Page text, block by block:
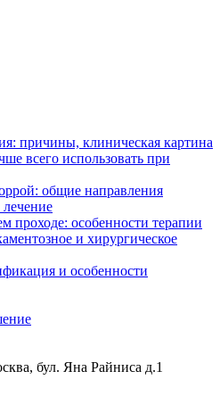
причины, клиническая картина
всего использовать при
общие направления
проходе: особенности терапии
и хирургическое
и особенности
бул. Яна Райниса д.1